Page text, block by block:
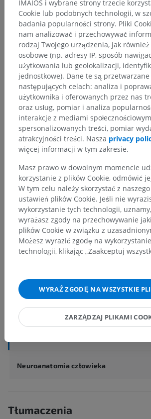
Galeria
Hierarchia anatomiczna
Anatomia człowieka 2
Anatomia człowieka 1
Anatomia układu kostnego> Układ
Tyłomózgowie>
Rdzeniomózgowie, rdzeń przedłużony
Jądro klinowate boczne
Powiązane struktury:Nie istnieją
z tą częścią ciała
Neuroanatomia człowieka
Tłumaczenia
IMAIOS i wybrane strony trzecie
Cookie lub podobnych technologii, w
badania popularności strony. Pliki
nam analizować i przechowywać
rodzaj Twojego urządzenia, jak
osobowe (np. adresy IP, sposób
użytkowania lub geolokalizacji,
jednostkowe). Dane te są
następujących celach: analiza i
użytkownika i oferowanych przez nas
oraz usług, pomiar i analiza
interakcje z mediami
spersonalizowanych treści, pomiar
atrakcyjności treści. Nasza privacy
więcej informacji w tym zakresie.
Masz prawo w dowolnym momencie
korzystanie z plików Cookie, odmówić
W tym celu należy skorzystać z
ustawień plików Cookie. Jeśli nie
wykorzystanie tych technologii,
wyrażasz zgody na przechowywanie
plików Cookie w związku z
Możesz wyrazić zgodę na
technologii, klikając „Zaakceptuj
WYRAŹ ZGODĘ NA WSZYSTKIE
ZARZĄDZAJ PLIKAMI